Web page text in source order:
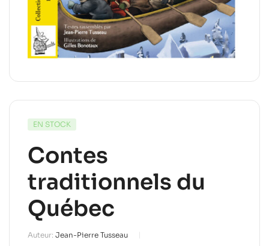
EN STOCK
Contes
traditionnels du
Québec
Auteur: Jean-Pierre Tusseau